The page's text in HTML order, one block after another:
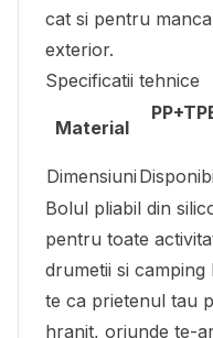
cat si pentru
exterior.
Specificatii tehnice
Material
Dimensiuni
Bolul pliabil din
pentru toate
drumetii si
te ca prietenul tau
hranit, oriunde te-